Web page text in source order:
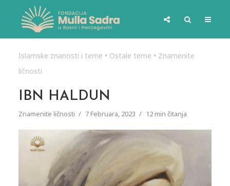
Islamske znanosti i teme • Ostale teme • Znamenite
ličnosti
IBN HALDUN
Znamenite ličnosti 7 Februara, 2023 12 min čitanja